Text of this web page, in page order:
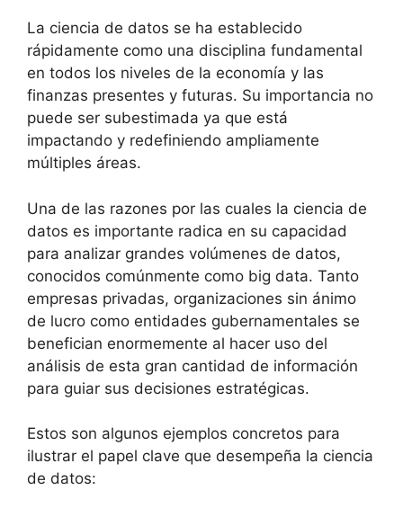
La ciencia de datos se ha establecido
rápidamente como una disciplina fundamental
en todos los niveles de la economía y las
finanzas presentes y futuras. Su importancia no
puede ser subestimada ya que está
impactando y redefiniendo ampliamente
múltiples áreas.
Una de las razones por las cuales la ciencia de
datos es importante radica en su capacidad
para analizar grandes volúmenes de datos,
conocidos comúnmente como big data. Tanto
empresas privadas, organizaciones sin ánimo
de lucro como entidades gubernamentales se
benefician enormemente al hacer uso del
análisis de esta gran cantidad de información
para guiar sus decisiones estratégicas.
Estos son algunos ejemplos concretos para
ilustrar el papel clave que desempeña la ciencia
de datos: